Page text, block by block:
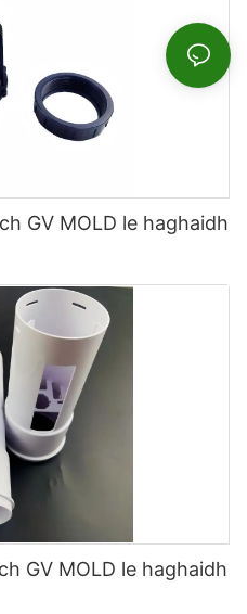
GV MOLD le haghaidh
GV MOLD le haghaidh